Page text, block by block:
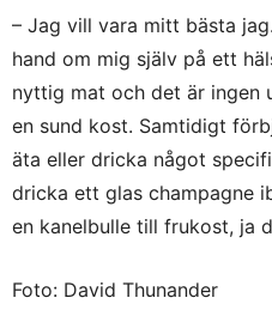
– Jag vill vara mitt bästa
hand om mig själv på ett
nyttig mat och det är
en sund kost. Samtidigt
äta eller dricka något
dricka ett glas champagne
en kanelbulle till frukost, ja
Foto: David Thunander